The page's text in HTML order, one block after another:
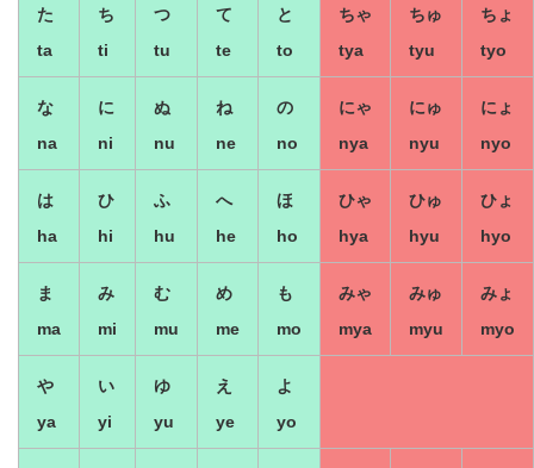
た
ta
ち
ti
つ
tu
て
te
と
to
ちゃ
tya
ちゅ
tyu
ちょ
tyo
な
na
に
ni
ぬ
nu
ね
ne
の
no
にゃ
nya
にゅ
nyu
にょ
nyo
は
ha
ひ
hi
ふ
hu
へ
he
ほ
ho
ひゃ
hya
ひゅ
hyu
ひょ
hyo
ま
ma
み
mi
む
mu
め
me
も
mo
みゃ
mya
みゅ
myu
みょ
myo
や
ya
い
yi
ゆ
yu
え
ye
よ
yo